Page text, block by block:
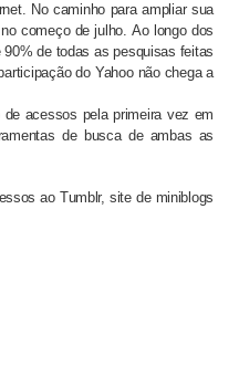
No caminho para ampliar sua
começo de julho.Ao longo dos
de todas as pesquisas feitas
do Yahoo não chega a
acessos pela primeira vez em
de busca de ambas as
ao Tumblr, site de miniblogs